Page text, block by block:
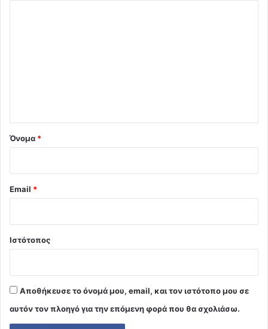
Όνομα *
Email *
Ιστότοπος
Αποθήκευσε το όνομά μου, email, και τον ιστότοπο μου σε
αυτόν τον πλοηγό για την επόμενη φορά που θα σχολιάσω.